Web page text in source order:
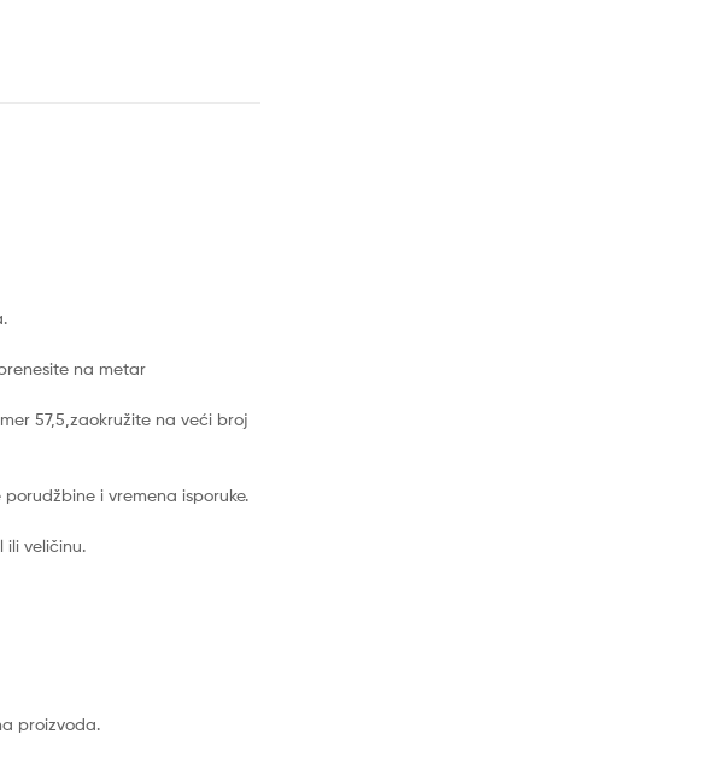
na metar
57,5,zaokružite na veći broj
i vremena isporuke.
ili veličinu.
proizvoda.